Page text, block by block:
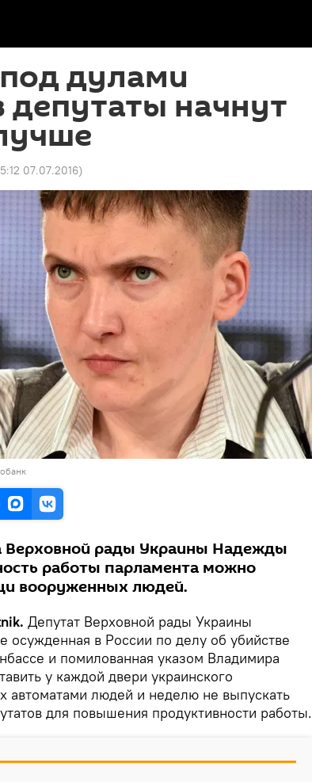
дулами
депутаты начнут
07.07.2016)
Верховной рады Украины Надежды
работы парламента можно
вооруженных людей.
Депутат Верховной рады Украины
осужденная в России по делу об убийстве
и помилованная указом Владимира
у каждой двери украинского
автоматами людей и неделю не выпускать
для повышения продуктивности работы.